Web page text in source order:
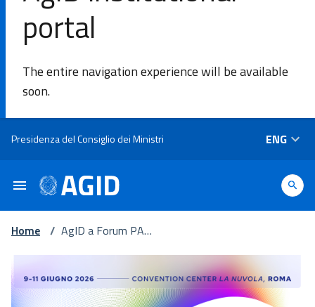
portal
The entire navigation experience will be available
soon.
Presidenza del Consiglio dei Ministri ENG
Agency
intervention​
Platforms
and
technologies​
Guidelines
Home / AgID a Forum PA 2
A che genera futur
o